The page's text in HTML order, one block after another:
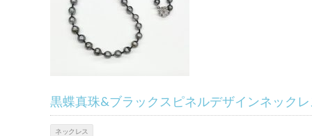
黒蝶真珠&ブラックスピネルデザインネックレ
ネックレス